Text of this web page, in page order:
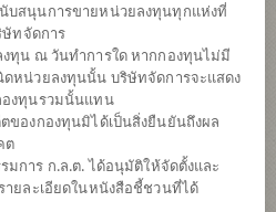
ชย์ หุ้นยูเอส แอคทีฟ
บสนุนการขายหน่วยลงทุนทุกแห่งที่
ษัทจัดการ
ทุน ณ วันทำการใด หากกองทุนไม่มี
หน่วยลงทุนนั้น บริษัทจัดการจะแสดง
งทุนรวมนั้นแทน
ของกองทุนมิได้เป็นสิ่งยืนยันถึงผล
ต
การ ก.ล.ต. ได้อนุมัติให้จัดตั้งและ
ยละเอียดในหนังสือชี้ชวนที่ได้